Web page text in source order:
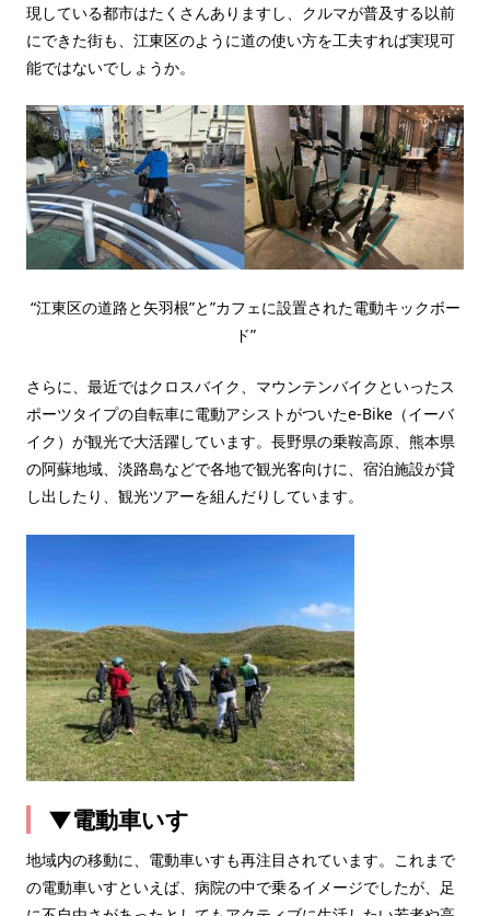
現している都市はたくさんありますし、クルマが普及する以前
にできた街も、江東区のように道の使い方を工夫すれば実現可
能ではないでしょうか。
“江東区の道路と矢羽根”と”カフェに設置された電動キックボー
ド”
さらに、最近ではクロスバイク、マウンテンバイクといったス
ポーツタイプの自転車に電動アシストがついたe-Bike（イーバ
イク）が観光で大活躍しています。長野県の乗鞍高原、熊本県
の阿蘇地域、淡路島などで各地で観光客向けに、宿泊施設が貸
し出したり、観光ツアーを組んだりしています。
▼電動車いす
地域内の移動に、電動車いすも再注目されています。これまで
の電動車いすといえば、病院の中で乗るイメージでしたが、足